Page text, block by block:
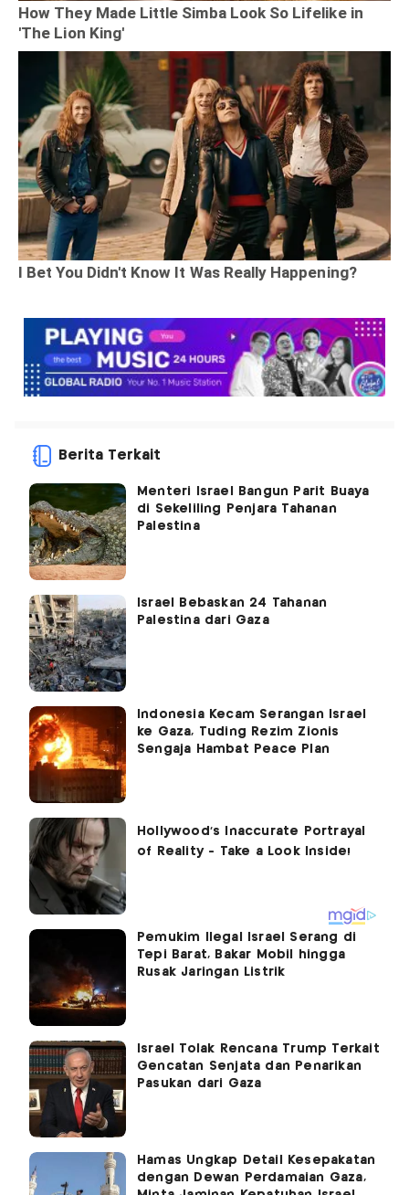
Berita Terkait
Menteri Israel Bangun Parit Buaya
di Sekeliling Penjara Tahanan
Palestina
Israel Bebaskan 24 Tahanan
Palestina dari Gaza
Indonesia Kecam Serangan Israel
ke Gaza, Tuding Rezim Zionis
Sengaja Hambat Peace Plan
Pemukim Ilegal Israel Serang di
Tepi Barat, Bakar Mobil hingga
Rusak Jaringan Listrik
Israel Tolak Rencana Trump Terkait
Gencatan Senjata dan Penarikan
Pasukan dari Gaza
Hamas Ungkap Detail Kesepakatan
dengan Dewan Perdamaian Gaza,